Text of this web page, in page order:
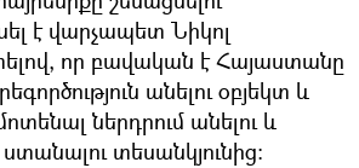
է վարչապետ Նիկոլ
որ բավական է Հայաստանը
անելու օբյեկտ և
ներդրում անելու և
տեսանկյունից: